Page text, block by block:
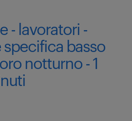
- lavoratori -
basso
notturno - 1